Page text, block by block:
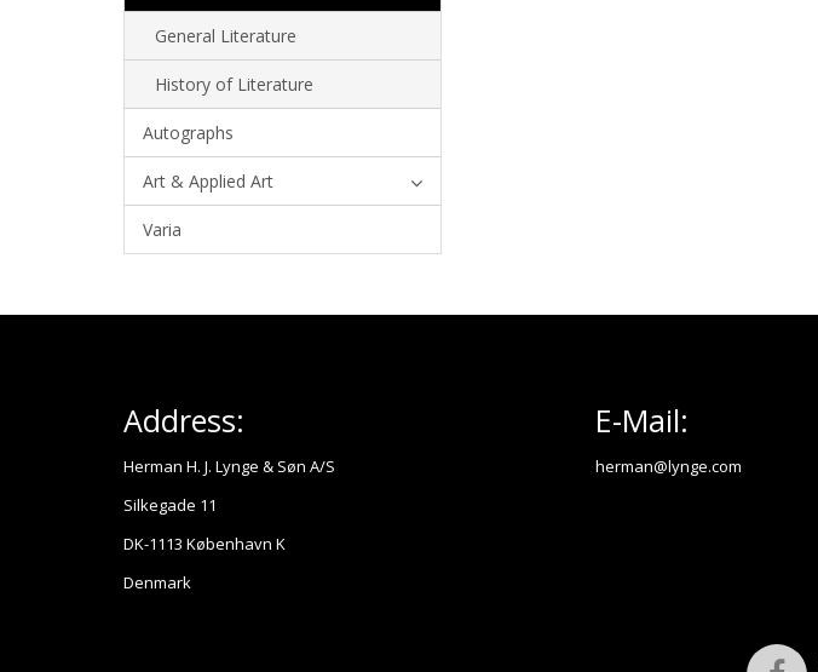
General Literature
History of Literature
Autographs
Art & Applied Art
Varia
Address:
Herman H. J. Lynge & Søn A/S
Silkegade 11
DK-1113 København K
Denmark
E-Mail:
herman@lynge.com